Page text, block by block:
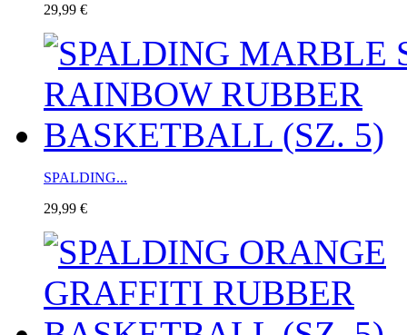
29,99 €
SPALDING...
29,99 €